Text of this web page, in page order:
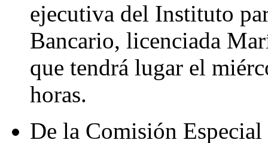
ejecutiva del Instituto
Bancario, licenciada
que tendrá lugar el
horas.
De la Comisión